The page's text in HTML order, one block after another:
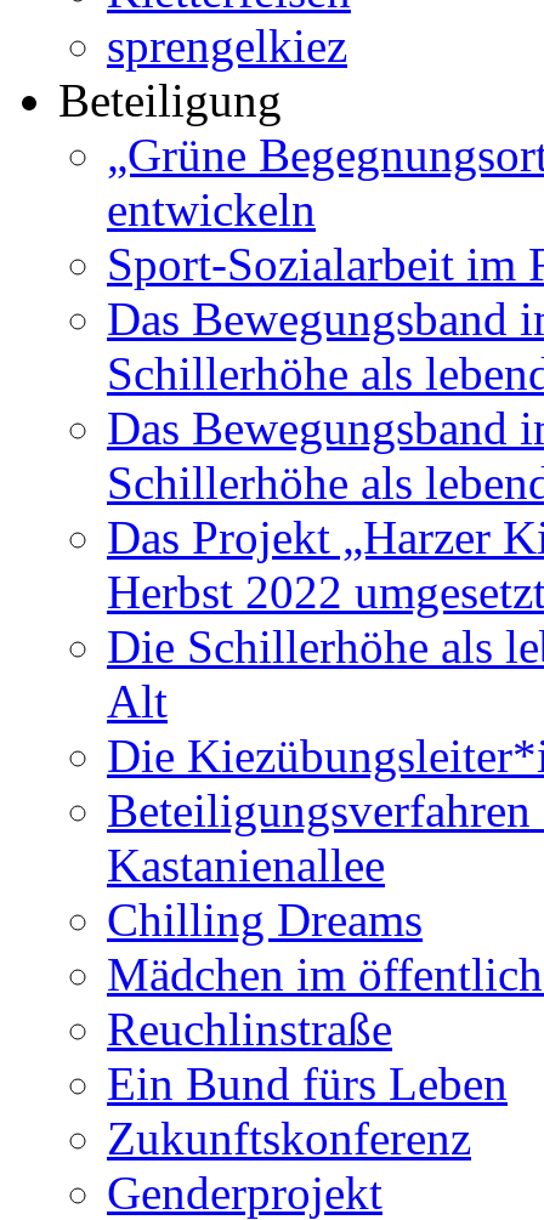
sprengelkiez
Beteiligung
„Grüne
entwickeln
Sport-Sozialarbeit im
Das Bewegungsband
Schillerhöhe als
Das Bewegungsband
Schillerhöhe als
Das Projekt „Harzer
Herbst 2022
Die Schillerhöhe als
Alt
Die
Kastanienallee
Chilling Dreams
Mädchen im
Reuchlinstraße
Ein Bund fürs Leben
Zukunftskonferenz
Genderprojekt